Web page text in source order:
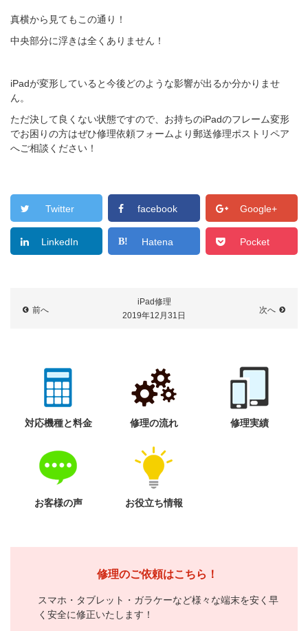
真横から見てもこの通り！
中央部分に浮きは全くありません！
iPadが変形していると今後どのような影響が出るか分かりませ
ん。
ただ決して良くない状態ですので、お持ちのiPadのフレーム変形
でお困りの方はぜひ修理依頼フォームより郵送修理ポストリペア
へご相談ください！
Twitter facebook Google+
LinkedIn Hatena Pocket
iPad修理
2019年12月31日
前へ 次へ
対応機種と料金 修理の流れ 修理実績
お客様の声 お役立ち情報
修理のご依頼はこちら！
スマホ・タブレット・ガラケーなど様々な端末を安く早
く安全に修正いたします！